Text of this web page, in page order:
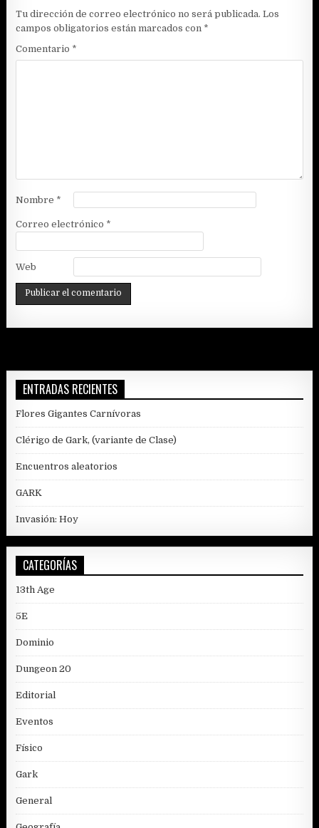
Tu dirección de correo electrónico no será publicada. Los
campos obligatorios están marcados con *
Comentario *
Nombre *
Correo electrónico *
Web
ENTRADAS RECIENTES
Flores Gigantes Carnívoras
Clérigo de Gark, (variante de Clase)
Encuentros aleatorios
GARK
Invasión: Hoy
CATEGORÍAS
13th Age
5E
Dominio
Dungeon 20
Editorial
Eventos
Físico
Gark
General